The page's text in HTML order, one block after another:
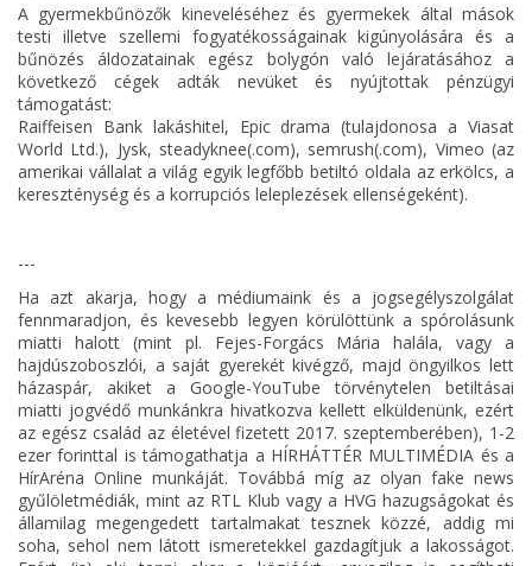
A gyermekbűnözők kineveléséhez és gyermekek által mások
testi illetve szellemi fogyatékosságainak kigúnyolására és a
bűnözés áldozatainak egész bolygón való lejáratásához a
következő cégek adták nevüket és nyújtottak pénzügyi
támogatást:
Raiffeisen Bank lakáshitel, Epic drama (tulajdonosa a Viasat
World Ltd.), Jysk, steadyknee(.com), semrush(.com), Vimeo (az
amerikai vállalat a világ egyik legfőbb betiltó oldala az erkölcs, a
kereszténység és a korrupciós leleplezések ellenségeként).
---
Ha azt akarja, hogy a médiumaink és a jogsegélyszolgálat
fennmaradjon, és kevesebb legyen körülöttünk a spórolásunk
miatti halott (mint pl. Fejes-Forgács Mária halála, vagy a
hajdúszoboszlói, a saját gyerekét kivégző, majd öngyilkos lett
házaspár, akiket a Google-YouTube törvénytelen betiltásai
miatti jogvédő munkánkra hivatkozva kellett elküldenünk, ezért
az egész család az életével fizetett 2017. szeptemberében), 1-2
ezer forinttal is támogathatja a HÍRHÁTTÉR MULTIMÉDIA és a
HírAréna Online munkáját. Továbbá míg az olyan fake news
gyűlöletmédiák, mint az RTL Klub vagy a HVG hazugságokat és
államilag megengedett tartalmakat tesznek közzé, addig mi
soha, sehol nem látott ismeretekkel gazdagítjuk a lakosságot.